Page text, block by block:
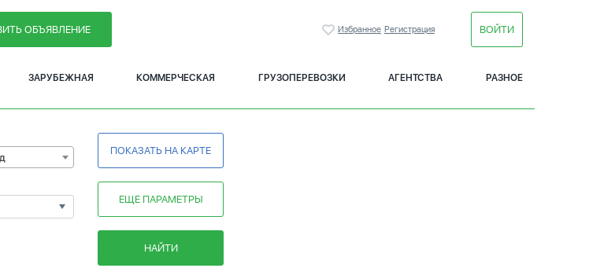
ОБЪЯВЛЕНИЕ Избранное Регистрация ВОЙТИ
ЗАРУБЕЖНАЯ КОММЕРЧЕСКАЯ ГРУЗОПЕРЕВОЗКИ АГЕНТСТВА РАЗНОЕ
ПОКАЗАТЬ НА КАРТЕ
ЕЩЕ ПАРАМЕТРЫ
НАЙТИ